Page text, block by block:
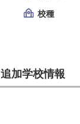
校種
追加学校情報